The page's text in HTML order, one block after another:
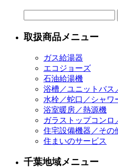
取扱商品メニュー
ガス給湯器
エコジョーズ
石油給湯機
浴槽／ユニットバス
水栓／蛇口／シャワ
浴室暖房／熱源機
ガラストップコンロ
住宅設備機器／その
住まいのサービス
千葉地域メニュー